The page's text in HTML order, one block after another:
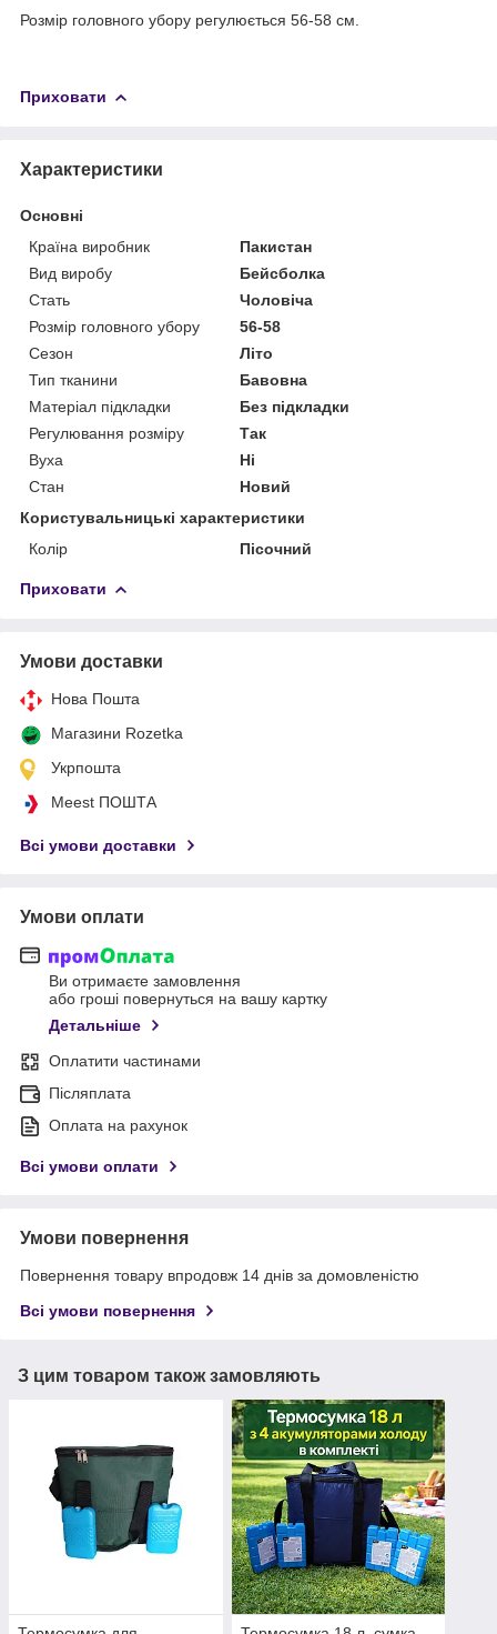
Розмір головного убору регулюється 56-58 см.
Приховати
Характеристики
Основні
Країна виробник
Пакистан
Вид виробу
Бейсболка
Стать
Чоловіча
Розмір головного убору
56-58
Сезон
Літо
Тип тканини
Бавовна
Матеріал підкладки
Без підкладки
Регулювання розміру
Так
Вуха
Ні
Стан
Новий
Користувальницькі характеристики
Колір
Пісочний
Приховати
Умови доставки
Нова Пошта
Магазини Rozetka
Укрпошта
Meest ПОШТА
Всі умови доставки
Умови оплати
Ви отримаєте замовлення
або гроші повернуться на вашу картку
Детальніше
Оплатити частинами
Післяплата
Оплата на рахунок
Всі умови оплати
Умови повернення
Повернення товару впродовж 14 днів за домовленістю
Всі умови повернення
З цим товаром також замовляють